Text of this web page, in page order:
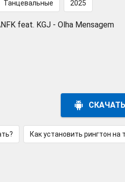
Танцевальные 2025
feat. KGJ - Olha Mensagem
СКАЧАТЬ
Как установить рингтон на